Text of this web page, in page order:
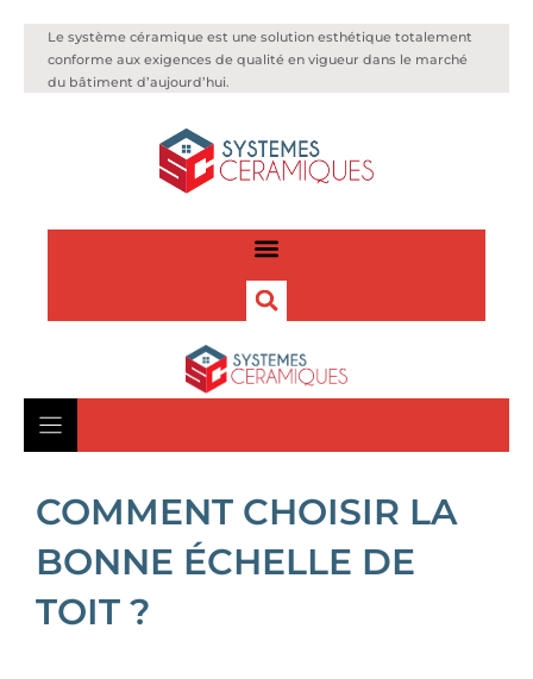
Le système céramique est une solution esthétique totalement
conforme aux exigences de qualité en vigueur dans le marché
du bâtiment d’aujourd’hui.
COMMENT CHOISIR LA
BONNE ÉCHELLE DE
TOIT ?